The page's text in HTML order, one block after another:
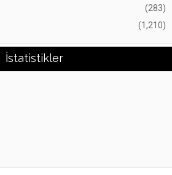
(283)
(1,210)
İstatistikler